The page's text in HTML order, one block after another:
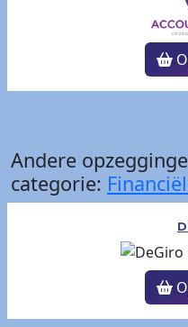
Andere
categorie: